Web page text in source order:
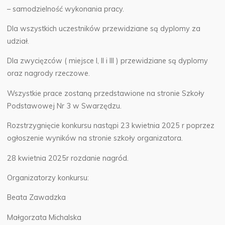
– samodzielność wykonania pracy.
Dla wszystkich uczestników przewidziane są dyplomy za
udział.
Dla zwycięzców ( miejsce I, II i III ) przewidziane są dyplomy
oraz nagrody rzeczowe.
Wszystkie prace zostaną przedstawione na stronie Szkoły
Podstawowej Nr 3 w Swarzędzu.
Rozstrzygnięcie konkursu nastąpi 23 kwietnia 2025 r poprzez
ogłoszenie wyników na stronie szkoły organizatora.
28 kwietnia 2025r rozdanie nagród.
Organizatorzy konkursu:
Beata Zawadzka
Małgorzata Michalska